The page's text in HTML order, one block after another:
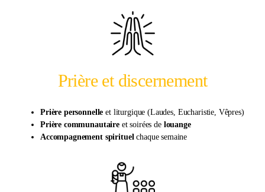
Prière et discernement
Prière personnelle et liturgique (Laudes, Eucharistie, Vêpres)
Prière communautaire et soirées de louange
Accompagnement spirituelchaque semaine